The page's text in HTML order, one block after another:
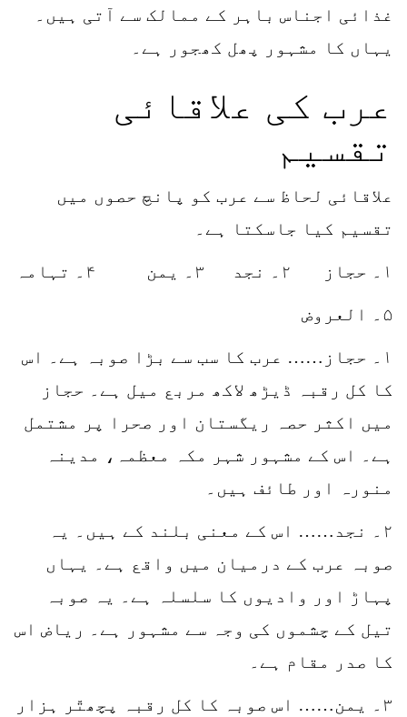
غذائی اجناس باہر کے ممالک سے آتی ہیں۔
یہاں کا مشہور پھل کھجور ہے۔
عرب کی علاقائی
تقسیم
علاقائی لحاظ سے عرب کو پانچ حصوں میں
تقسیم کیا جاسکتا ہے۔
۱۔ حجاز ۲۔ نجد ۳۔ یمن ۴۔ تہامہ
۵۔ العروض
۱۔ حجاز…… عرب کا سب سے بڑا صوبہ ہے۔ اس
کا کل رقبہ ڈیڑھ لاکھ مربع میل ہے۔ حجاز
میں اکثر حصہ ریگستان اور صحرا پر مشتمل
ہے۔ اس کے مشہور شہر مکہ معظمہ، مدینہ
منورہ اور طائف ہیں۔
۲۔ نجد…… اس کے معنی بلند کے ہیں۔ یہ
صوبہ عرب کے درمیان میں واقع ہے۔ یہاں
پہاڑ اور وادیوں کا سلسلہ ہے۔ یہ صوبہ
تیل کے چشموں کی وجہ سے مشہور ہے۔ ریاض اس
کا صدر مقام ہے۔
۳۔ یمن…… اس صوبہ کا کل رقبہ پچھتّر ہزار